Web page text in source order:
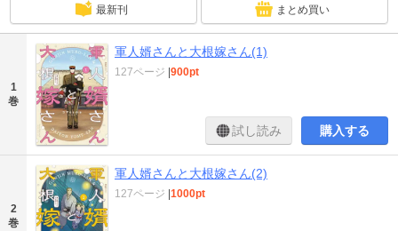
最新刊 まとめ買い
1
巻
軍人婿さんと大根嫁さん(1)
127ページ 900pt
試し読み 購入する
2
巻
軍人婿さんと大根嫁さん(2)
127ページ 1000pt